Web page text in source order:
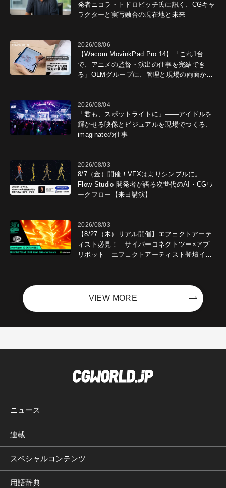
発者ニコラ・トドロビッチ氏に訊く、CGキャ
ラクターと実写融合の現在地と未来
2026/08/06
【Wacom MovinkPad Pro 14】「これ1台
で、アニメの監督・演出の仕事を完結でき
る」OLMグループに、管理と現場の両面から
2026/08/04
「君も、スポットライトに」――アイドルを
輝かせる映像とビジュアルを現場でつくる、
imaginateの仕事
2026/08/03
8/7（金）開催！VFXはよりシンプルに。
Flow Studio 開発者が語る次世代のAI・CGワ
ークフロー【来日講演】
2026/08/03
【8/27（木）リアル開催】エフェクトアーテ
ィスト必見！ サイバーコネクトツー×アプ
リボット エフェクトアーティスト登壇イベ
VIEW MORE
ニュース
連載
スペシャルコンテンツ
用語辞典